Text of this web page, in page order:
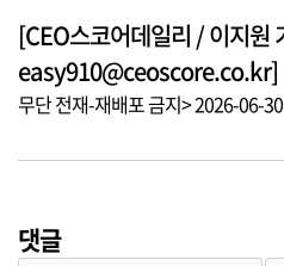
[CEO스코어데일리 / 이지원
easy910@ceoscore.co.kr]
무단 전재-재배포 금지> 2026-06-
댓글